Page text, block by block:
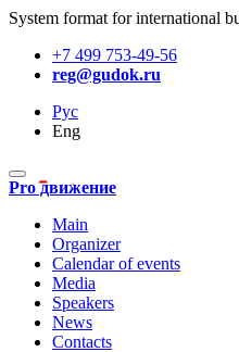
System format for international
+7 499 753-49-56
reg@gudok.ru
Рус
Eng
Pro движение
Main
Organizer
Calendar of events
Media
Speakers
News
Contacts